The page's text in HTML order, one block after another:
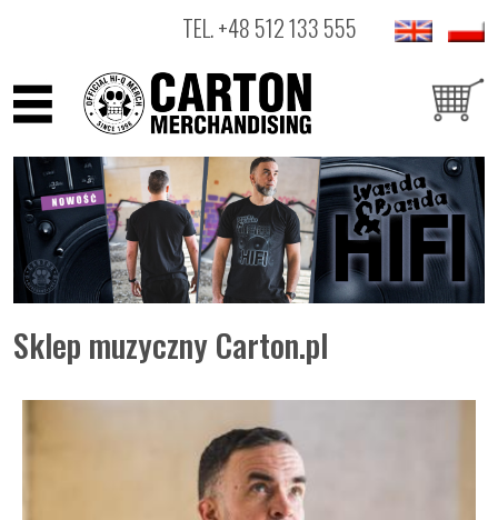
TEL.+48 512 133 555
ARTYŚCI
PRODUKTY
OUTLET
Sklep muzyczny Carton.pl